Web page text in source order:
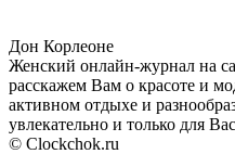
Дон Корлеоне
Женский онлайн-журнал на
расскажем Вам о красоте и
активном отдыхе и
увлекательно и только для
© Clockchok.ru